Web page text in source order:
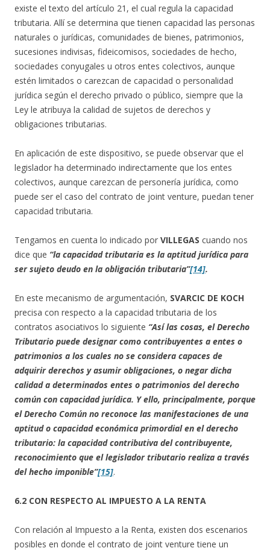
existe el texto del artículo 21, el cual regula la capacidad
tributaria. Allí se determina que tienen capacidad las personas
naturales o jurídicas, comunidades de bienes, patrimonios,
sucesiones indivisas, fideicomisos, sociedades de hecho,
sociedades conyugales u otros entes colectivos, aunque
estén limitados o carezcan de capacidad o personalidad
jurídica según el derecho privado o público, siempre que la
Ley le atribuya la calidad de sujetos de derechos y
obligaciones tributarias.
En aplicación de este dispositivo, se puede observar que el
legislador ha determinado indirectamente que los entes
colectivos, aunque carezcan de personería jurídica, como
puede ser el caso del contrato de joint venture, puedan tener
capacidad tributaria.
Tengamos en cuenta lo indicado por VILLEGAS cuando nos
dice que “la capacidad tributaria es la aptitud jurídica para
ser sujeto deudo en la obligación tributaria”[14].
En este mecanismo de argumentación, SVARCIC DE KOCH
precisa con respecto a la capacidad tributaria de los
contratos asociativos lo siguiente “Así las cosas, el Derecho
Tributario puede designar como contribuyentes a entes o
patrimonios a los cuales no se considera capaces de
adquirir derechos y asumir obligaciones, o negar dicha
calidad a determinados entes o patrimonios del derecho
común con capacidad jurídica. Y ello, principalmente, porque
el Derecho Común no reconoce las manifestaciones de una
aptitud o capacidad económica primordial en el derecho
tributario: la capacidad contributiva del contribuyente,
reconocimiento que el legislador tributario realiza a través
del hecho imponible”[15].
6.2 CON RESPECTO AL IMPUESTO A LA RENTA
Con relación al Impuesto a la Renta, existen dos escenarios
posibles en donde el contrato de joint venture tiene un